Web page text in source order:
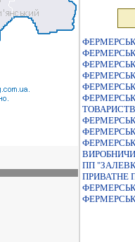
ПП
ПРИВАТНЕ